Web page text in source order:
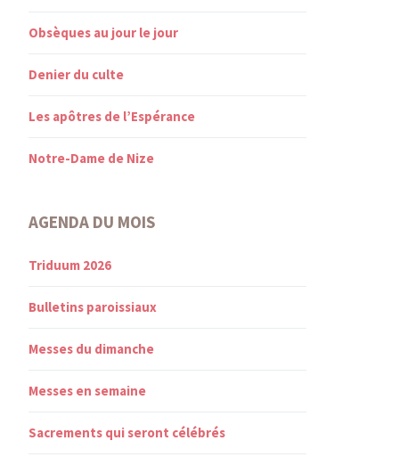
Obsèques au jour le jour
Denier du culte
Les apôtres de l’Espérance
Notre-Dame de Nize
AGENDA DU MOIS
Triduum 2026
Bulletins paroissiaux
Messes du dimanche
Messes en semaine
Sacrements qui seront célébrés